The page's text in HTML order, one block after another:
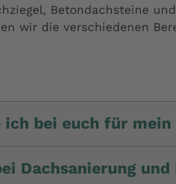
Betondachsteine
wir die verschiedenen
bei euch für
Dachsanierung und